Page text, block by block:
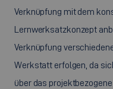
Verknüpfung mit dem
Lernwerksatzkonzept
Verknüpfung
Werkstatt erfolgen, da
über das